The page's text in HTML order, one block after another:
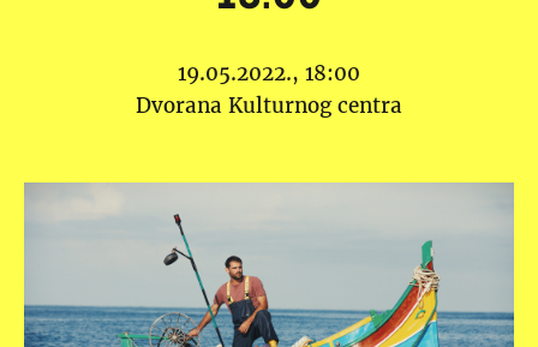
19.05.2022., 18:00
Dvorana Kulturnog centra